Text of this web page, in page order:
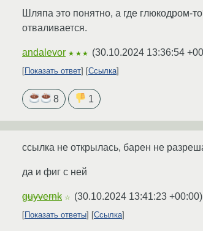
Шляпа это понятно, а где глюкодром-
отваливается.
andalevor ★★★ (30.10.2024 13:36:54
Показать ответ Ссылка
8 1
ссылка не открылась, барен не
да и фиг с ней
guyvernk ☆ (30.10.2024 13:41:23 +00:00)
Показать ответы Ссылка